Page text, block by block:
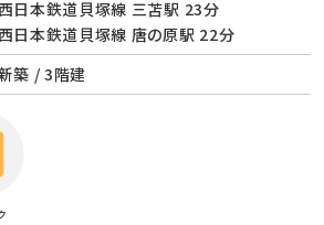
西日本鉄道貝塚線 三苫駅 23分
西日本鉄道貝塚線 唐の原駅 22分
築 / 3階建